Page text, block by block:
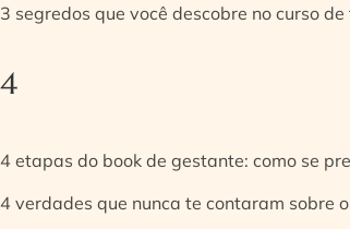
3 segredos que você descobre no curso
4
4 etapas do book de gestante: como se
4 verdades que nunca te contaram sobre